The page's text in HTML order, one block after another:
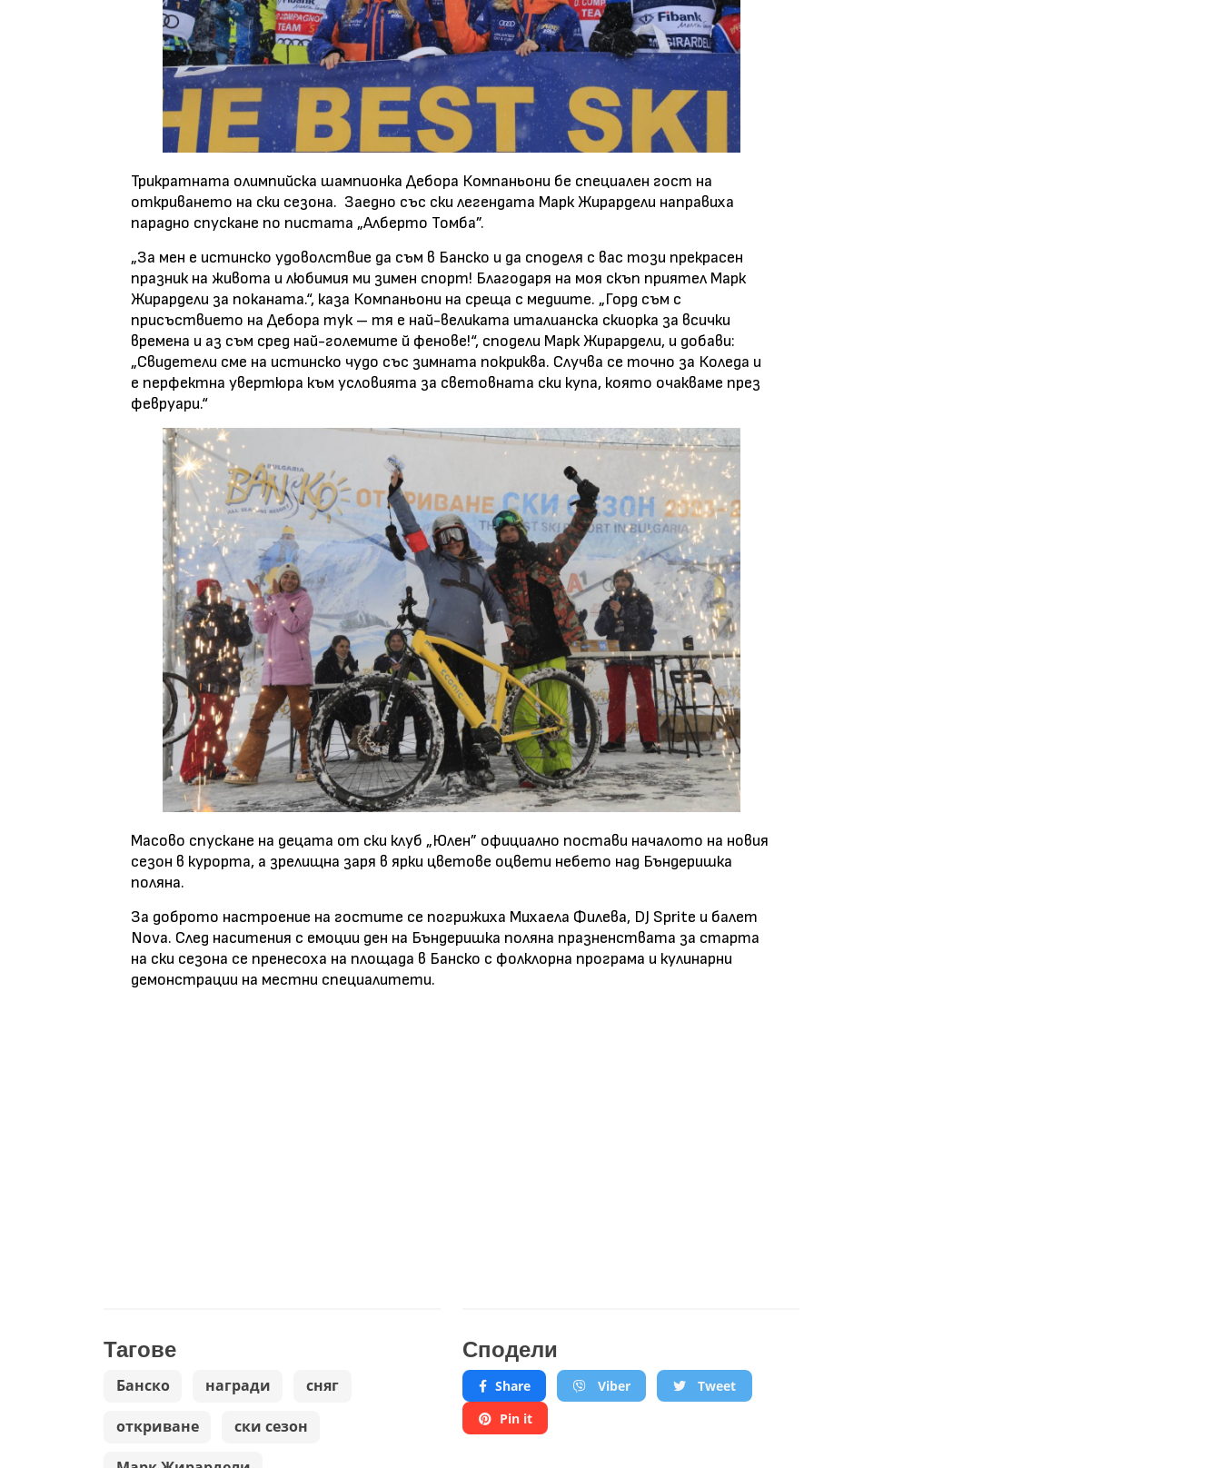
Трикратната олимпийска шампионка Дебора Компаньони бе специален гост на
откриването на ски сезона. Заедно със ски легендата Марк Жирардели направиха
парадно спускане по пистата „Алберто Томба”.
„За мен е истинско удоволствие да съм в Банско и да споделя с вас този прекрасен
празник на живота и любимия ми зимен спорт! Благодаря на моя скъп приятел Марк
Жирардели за поканата.“, каза Компаньони на среща с медиите. „Горд съм с
присъствието на Дебора тук – тя е най-великата италианска скиорка за всички
времена и аз съм сред най-големите й фенове!“, сподели Марк Жирардели, и добави:
„Свидетели сме на истинско чудо със зимната покриква. Случва се точно за Коледа и
е перфектна увертюра към условията за световната ски купа, която очакваме през
февруари.“
Масово спускане на децата от ски клуб „Юлен” официално постави началото на новия
сезон в курорта, а зрелищна заря в ярки цветове оцвети небето над Бъндеришка
поляна.
За доброто настроение на гостите се погрижиха Михаела Филева, DJ Sprite и балет
Nova. След наситения с емоции ден на Бъндеришка поляна празненствата за старта
на ски сезона се пренесоха на площада в Банско с фолклорна програма и кулинарни
демонстрации на местни специалитети.
Тагове
Банско награди сняг
откриване ски сезон
Сподели
Share Viber
Tweet
Pin it